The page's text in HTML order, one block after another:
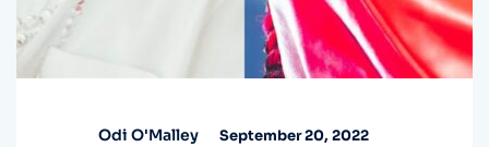
Odi O'Malley September 20, 2022